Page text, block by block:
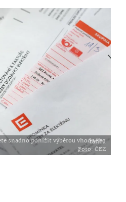
Fakturu za elektřinu můžete snadno ponížit výběrou vhodného tarifu
Foto: ČEZ